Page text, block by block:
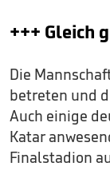
+++ Gleich
Die
betreten und
Auch einige
Katar
Finalstadion